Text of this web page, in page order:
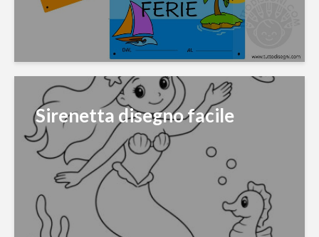
Sirenetta disegno facile